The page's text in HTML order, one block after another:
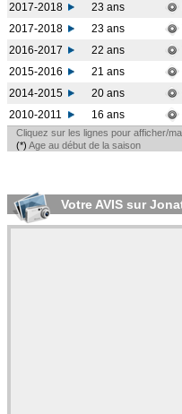
2017-2018
23 ans
2017-2018
23 ans
2016-2017
22 ans
2015-2016
21 ans
2014-2015
20 ans
2010-2011
16 ans
Cliquez sur les lignes pour afficher/
(*) Age au début de la saison
Votre AVIS sur